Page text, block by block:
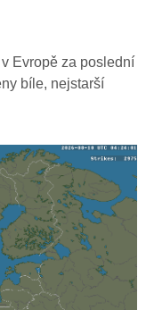
Evropě za poslední
bíle, nejstarší